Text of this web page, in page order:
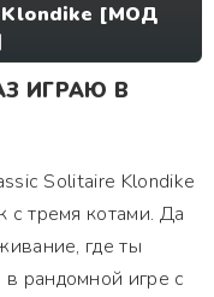
Klondike [МОД
ИГРАЮ В
Solitaire Klondike
с тремя котами. Да
где ты
рандомной игре с